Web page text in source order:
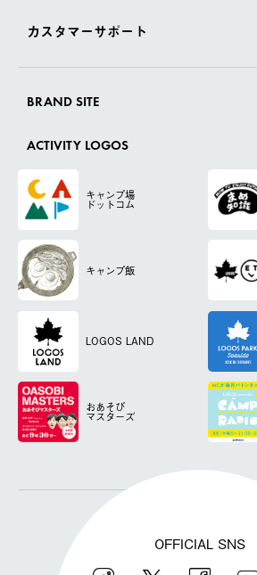
カスタマーサポート
BRAND SITE
ACTIVITY LOGOS
キャンプ場
ドットコム
キャンプ飯
LOGOS LAND
おあそび
マスターズ
OFFICIAL SNS